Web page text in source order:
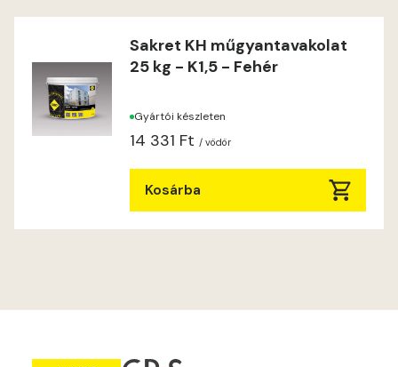
Mandarin E
Mouse-grey E
Ocher E
Orange E
Sakret KH műgyantavakolat
25 kg - K1,5 - Fehér
Gyártói készleten
14 331 Ft / vödör
Kosárba